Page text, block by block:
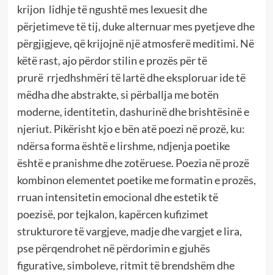
krijon lidhje të ngushtë mes lexuesit dhe
përjetimeve të tij, duke alternuar mes pyetjeve dhe
përgjigjeve, që krijojnë një atmosferë meditimi. Në
këtë rast, ajo përdor stilin e prozës për të
prurë rrjedhshmëri të lartë dhe eksploruar ide të
mëdha dhe abstrakte, si përballja me botën
moderne, identitetin, dashurinë dhe brishtësinë e
njeriut. Pikërisht kjo e bën atë poezi në prozë, ku:
ndërsa forma është e lirshme, ndjenja poetike
është e pranishme dhe zotëruese. Poezia në prozë
kombinon elementet poetike me formatin e prozës,
rruan intensitetin emocional dhe estetik të
poezisë, por tejkalon, kapërcen kufizimet
strukturore të vargjeve, madje dhe vargjet e lira,
pse përqendrohet në përdorimin e gjuhës
figurative, simboleve, ritmit të brendshëm dhe